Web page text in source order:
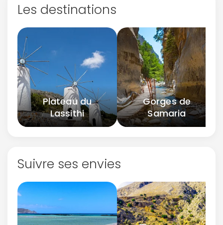
Les destinations
Plateau du
Lassithi
Gorges de
Samaria
Suivre ses envies